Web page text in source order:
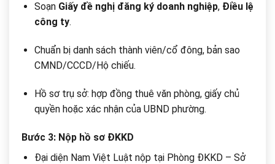
Soạn Giấy đề nghị đăng ký doanh nghiệp, Điều lệ
công ty.
Chuẩn bị danh sách thành viên/cổ đông, bản sao
CMND/CCCD/Hộ chiếu.
Hồ sơ trụ sở: hợp đồng thuê văn phòng, giấy chủ
quyền hoặc xác nhận của UBND phường.
Bước 3: Nộp hồ sơ ĐKKD
Đại diện Nam Việt Luật nộp tại Phòng ĐKKD – Sở